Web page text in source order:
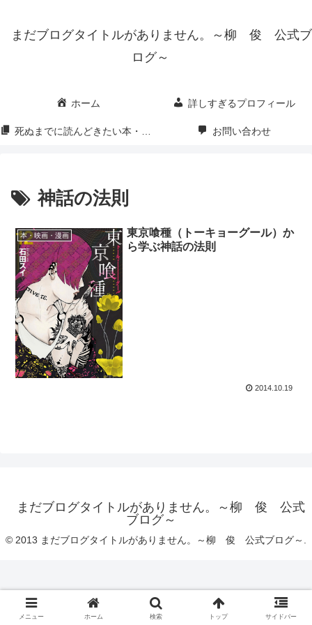
まだブログタイトルがありません。～柳 俊 公式ブ
ログ～
ホーム 詳しすぎるプロフィール
死ぬまでに読んどきたい本・映画・漫画 お問い合わせ
神話の法則
本・映画・漫画
東京喰種（トーキョーグール）か
ら学ぶ神話の法則
2014.10.19
まだブログタイトルがありません。～柳 俊 公式
ブログ～
© 2013 まだブログタイトルがありません。～柳 俊 公式ブログ～.
メニュー ホーム 検索 トップ サイドバー